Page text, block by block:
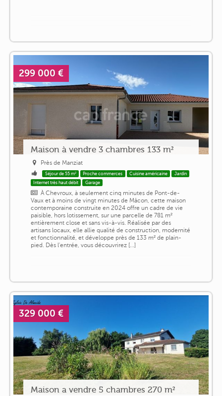
299 000 €
Maison à vendre 3 chambres 133 m²
Près de Manziat
Séjour de 55 m² Proche commerces Cuisine américaine
Jardin
Internet très haut débit
Garage
À Chevroux, à seulement cinq minutes de Pont-de-
Vaux et à moins de vingt minutes de Mâcon, cette maison
contemporaine construite en 2024 offre un cadre de vie
paisible, hors lotissement, sur une parcelle de 781 m²
entièrement close et sans vis-à-vis. Réalisée par des
artisans locaux, elle allie qualité de construction, modernité
et fonctionnalité, et développe près de 133 m² de plain-
pied. Dès l'entrée, vous découvrirez [...]
329 000 €
Maison a vendre 5 chambres 270 m²